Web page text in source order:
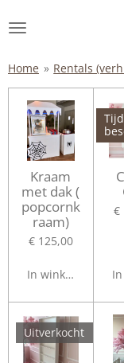
direct
de
Home » Rentals
Kraam
met dak (
popcornk
raam)
€ 125,00
In winkelwagen
€
Uitverkocht